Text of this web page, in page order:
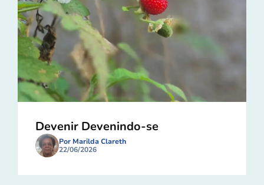
Devenir Devenindo-se
Por Marilda Clareth
22/06/2026